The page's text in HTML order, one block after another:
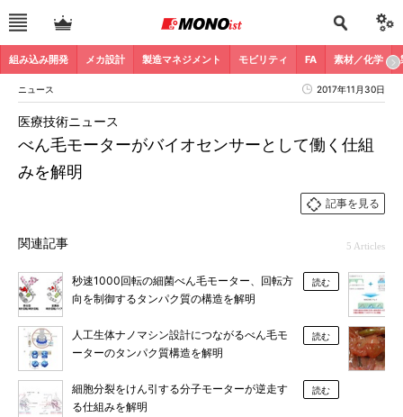
組み込み開発 メカ設計 製造マネジメント モビリティ FA 素材／化学
ニュース 2017年11月30日
べん毛モーターがバイオセンサーとして働く仕組
みを解明
医療技術ニュース
記事を見る
関連記事 5 Articles
秒速1000回転の細菌べん毛モーター、回転方
向を制御するタンパク質の構造を解明
読む
人工生体ナノマシン設計につながるべん毛モ
ーターのタンパク質構造を解明
読む
細胞分裂をけん引する分子モーターが逆走す
る仕組みを解明
読む